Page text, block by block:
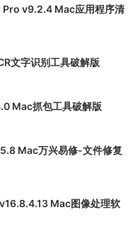
v9.2.4 Mac应用程序清
文字识别工具破解版
Mac抓包工具破解版
Mac万兴易修-文件修复
Mac图像处理软